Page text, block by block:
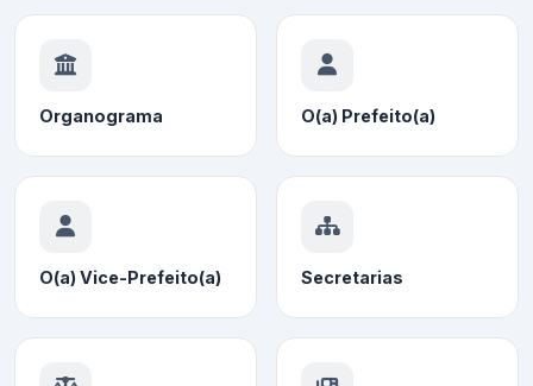
Organograma O(a) Prefeito(a)
O(a) Vice-Prefeito(a) Secretarias